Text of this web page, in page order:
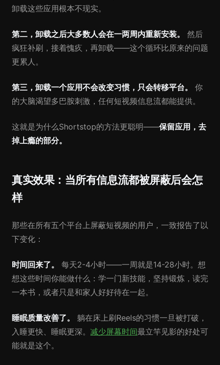
卸载这些应用根本不现实。
第二，卸载之后大多数人会在一两周内重新安装。
然后
疯狂补刷，接着愧疚，再卸载——这个循环比原来的问题
更累人。
第三，卸载一个应用不会改变习惯，只会转移平台。
你
的大脑渴望多巴胺刺激，任何短视频信息流都能提供。
这就是为什么Shortstop的方法更聪明——保留应用，去
掉上瘾的部分。
真实效果：当所有信息流都被屏蔽后会怎
样
那些在所有五个平台上屏蔽短视频的用户，一致报告了以
下变化：
时间回来了。
每天2-4小时——一周就是14-28小时。想
想这些时间你能做什么：学一门新技能，坚持锻炼，读完
一本书，或者只是和家人好好待在一起。
睡眠质量改善了。
躺在床上刷Reels的习惯一旦被打破，
入睡更快、睡眠更深。 减少屏幕时间最立竿见影的好处可
能就是这个。